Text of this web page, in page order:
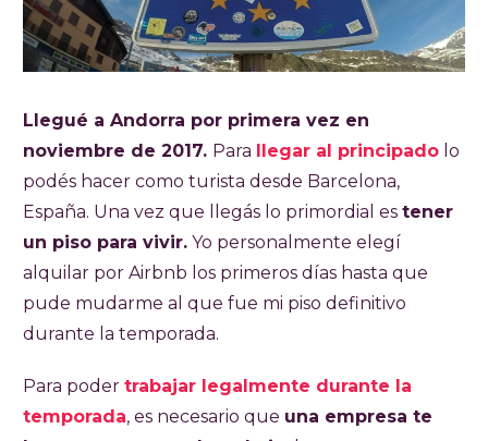
Llegué a Andorra por primera vez en
noviembre de 2017. Para llegar al principado lo
podés hacer como turista desde Barcelona,
España. Una vez que llegás lo primordial es tener
un piso para vivir. Yo personalmente elegí
alquilar por Airbnb los primeros días hasta que
pude mudarme al que fue mi piso definitivo
durante la temporada.
Para poder trabajar legalmente durante la
temporada, es necesario que una empresa te